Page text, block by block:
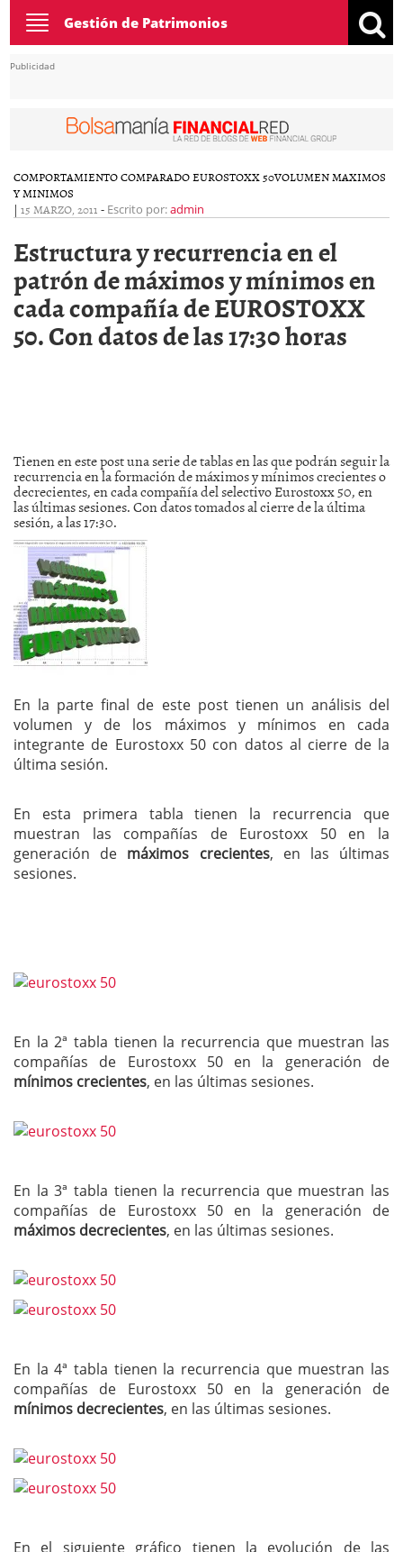
Toggle
navigation
Gestión de Patrimonios
Publicidad
COMPORTAMIENTO COMPARADO EUROSTOXX 50VOLUMEN MAXIMOS
Y MINIMOS
| 15 MARZO, 2011 - Escrito por:admin
Estructura y recurrencia en el
patrón de máximos y mínimos en
cada compañía de EUROSTOXX
50. Con datos de las 17:30 horas
Tienen en este post una serie de tablas en las que podrán seguir la
recurrencia en la formación de máximos y mínimos crecientes o
decrecientes, en cada compañía del selectivo Eurostoxx 50, en
las últimas sesiones. Con datos tomados al cierre de la última
sesión, a las 17:30.
En la parte final de este post tienen un análisis del
volumen y de los máximos y mínimos en cada
integrante de Eurostoxx 50 con datos al cierre de la
última sesión.
En esta primera tabla tienen la recurrencia que
muestran las compañías de Eurostoxx 50 en la
generación de máximos crecientes, en las últimas
sesiones.
En la 2ª tabla tienen la recurrencia que muestran las
compañías de Eurostoxx 50 en la generación de
mínimos crecientes, en las últimas sesiones.
En la 3ª tabla tienen la recurrencia que muestran las
compañías de Eurostoxx 50 en la generación de
máximos decrecientes, en las últimas sesiones.
En la 4ª tabla tienen la recurrencia que muestran las
compañías de Eurostoxx 50 en la generación de
mínimos decrecientes, en las últimas sesiones.
En el siguiente gráfico tienen la evolución de las